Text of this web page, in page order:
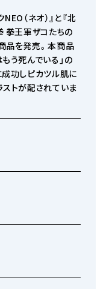
（ネオ）』と『北
拳王軍ザコたちの
品を発売。本商品
う死んでいる」の
成功しピカツル肌に
ストが配されていま